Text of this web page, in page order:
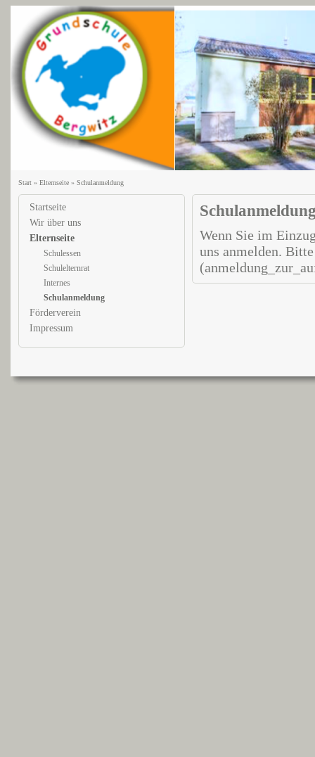
Start» Elternseite» Schulanmeldung
Startseite
Wir über uns
Elternseite
Schulessen
Schulelternrat
Internes
Schulanmeldung
Förderverein
Impressum
Wenn Sie im
uns anmelden.